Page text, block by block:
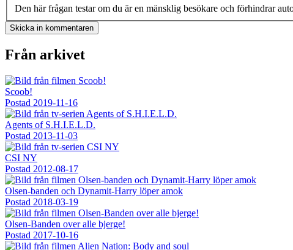
Den här frågan testar om du är en mänsklig besökare och förhindrar
Från arkivet
Scoob!
Postad 2019-11-16
Agents of S.H.I.E.L.D.
Postad 2013-11-03
CSI NY
Postad 2012-08-17
Olsen-banden och Dynamit-Harry löper amok
Postad 2018-03-19
Olsen-Banden over alle bjerge!
Postad 2017-10-16